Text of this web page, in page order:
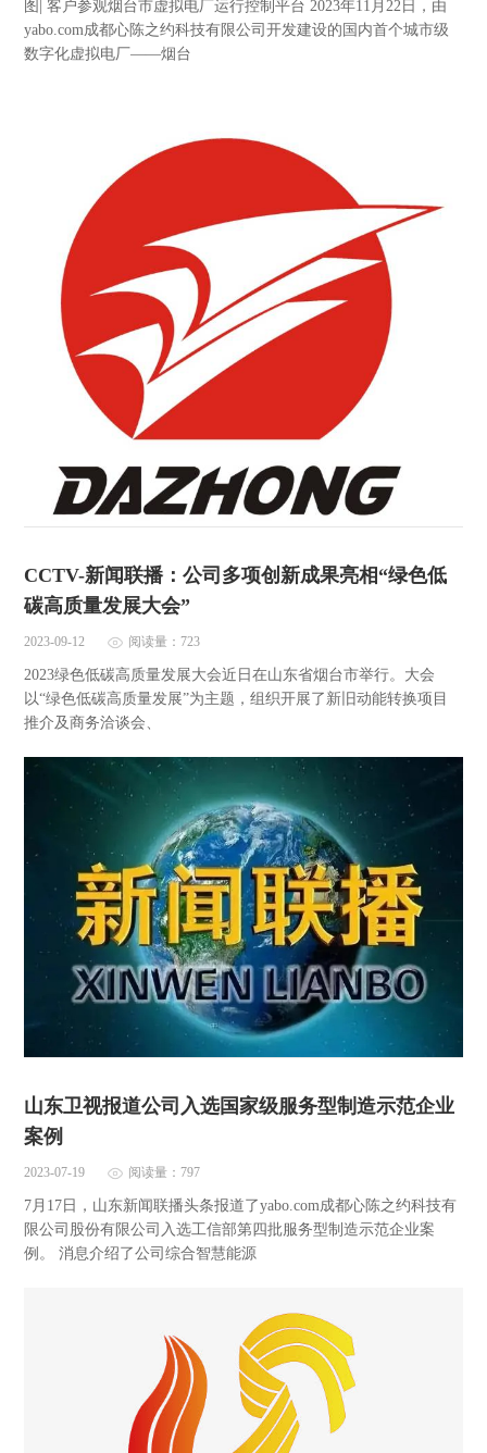
图| 客户参观烟台市虚拟电厂运行控制平台 2023年11月22日，由
yabo.com成都心陈之约科技有限公司开发建设的国内首个城市级
数字化虚拟电厂——烟台
CCTV-新闻联播：公司多项创新成果亮相“绿色低
碳高质量发展大会”
2023-09-12 阅读量：723
2023绿色低碳高质量发展大会近日在山东省烟台市举行。大会
以“绿色低碳高质量发展”为主题，组织开展了新旧动能转换项目
推介及商务洽谈会、
山东卫视报道公司入选国家级服务型制造示范企业
案例
2023-07-19 阅读量：797
7月17日，山东新闻联播头条报道了yabo.com成都心陈之约科技有
限公司股份有限公司入选工信部第四批服务型制造示范企业案
例。 消息介绍了公司综合智慧能源